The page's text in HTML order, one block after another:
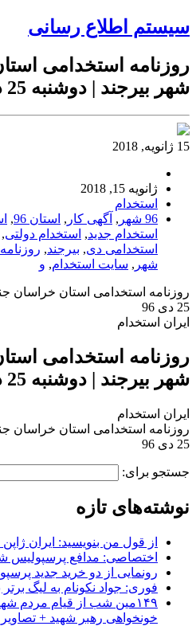
سیستم اطلاع رسانی
روزنامه استخدامی
شهر بیرجند | دوشنبه 25 دی 96
15 ژانویه, 2018
ژانویه 15, 2018
استخدام
96 شهر
, آگهی کار , استان 96 ,
استخدام جدید, استخدام دولتی,
استخدامی دی, بیرجند, روزنامه 96
شهر , سایت استخدام, و
روزنامه استخدامی استان خراسان
25 دی 96
ایران استخدام
روزنامه استخدامی
شهر بیرجند | دوشنبه 25 دی 96
ایران استخدام
روزنامه استخدامی استان خراسان
25 دی 96
جستجو برای:
نوشته‌های تازه
از قول من بنویسید: ایران
اختصاصی: مدافع پرسپولیس
رونمایی از دو خرید جدید
فوری: جواد نکونام به لیگ
۱۴۹مین شب از قیام مردم
خونخواهی رهبر شهید + تصاویر